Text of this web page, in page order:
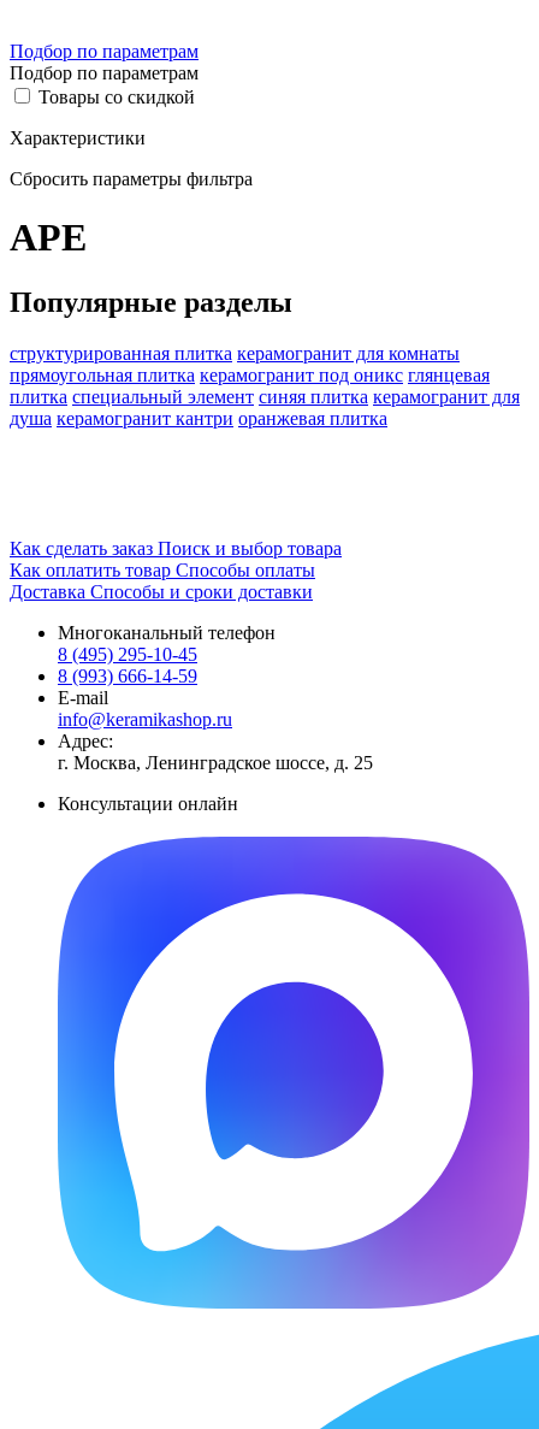
Подбор по параметрам
Подбор по параметрам
Товары со скидкой
Характеристики
Сбросить параметры фильтра
APE
Популярные разделы
структурированная плитка керамогранит для комнаты
прямоугольная плитка керамогранит под оникс глянцевая
плитка специальный элемент синяя плитка керамогранит для
душа керамогранит кантри оранжевая плитка
Как сделать заказ Поиск и выбор товара
Как оплатить товар Способы оплаты
Доставка Способы и сроки доставки
Многоканальный телефон
8 (495) 295-10-45
8 (993) 666-14-59
E-mail
info@keramikashop.ru
Адрес:
г. Москва, Ленинградское шоссе, д. 25
Консультации онлайн